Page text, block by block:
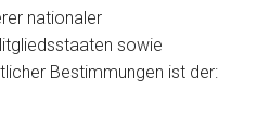
& serien &
Unser aktuelles
aktuelle Angebote Ihrer
nationaler
sowie
Bestimmungen ist der: